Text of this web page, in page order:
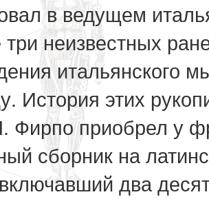
в ведущем
неизвестных
итальянского
История этих
Фирпо приобрел у
сборник на
два